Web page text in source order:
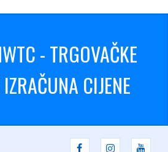
- TRGOVAČKE
CIJENE